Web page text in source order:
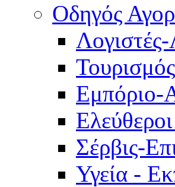
Οδηγός
Εμπόριο-
Σέρβις-
Υγεία -